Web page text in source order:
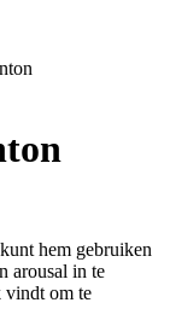
hem gebruiken
arousal in te
vindt om te